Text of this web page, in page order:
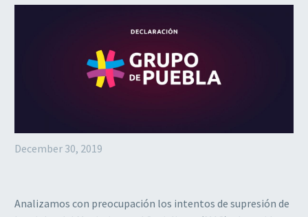
December 30, 2019
Analizamos con preocupación los intentos de supresión de